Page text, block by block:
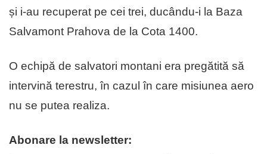
și i-au recuperat pe cei trei, ducându-i la Baza
Salvamont Prahova de la Cota 1400.
O echipă de salvatori montani era pregătită să
intervină terestru, în cazul în care misiunea aero
nu se putea realiza.
Abonare la newsletter: